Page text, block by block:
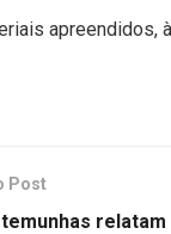
apreendidos,
Post